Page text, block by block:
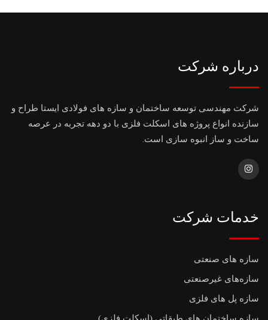
درباره شرکت
شرکت مهندسی توسعه ساختمان و سازه های فولادی ایستا طراح و
سازنده انواع پروژه های اسکلت فلزی با دو دهه تجربه در عرصه
ساخت و ساز انبوه سازی است.
خدمات شرکت
سازه های صنعتی
سازه‌های غیرصنعتی
سازه پل های فلزی